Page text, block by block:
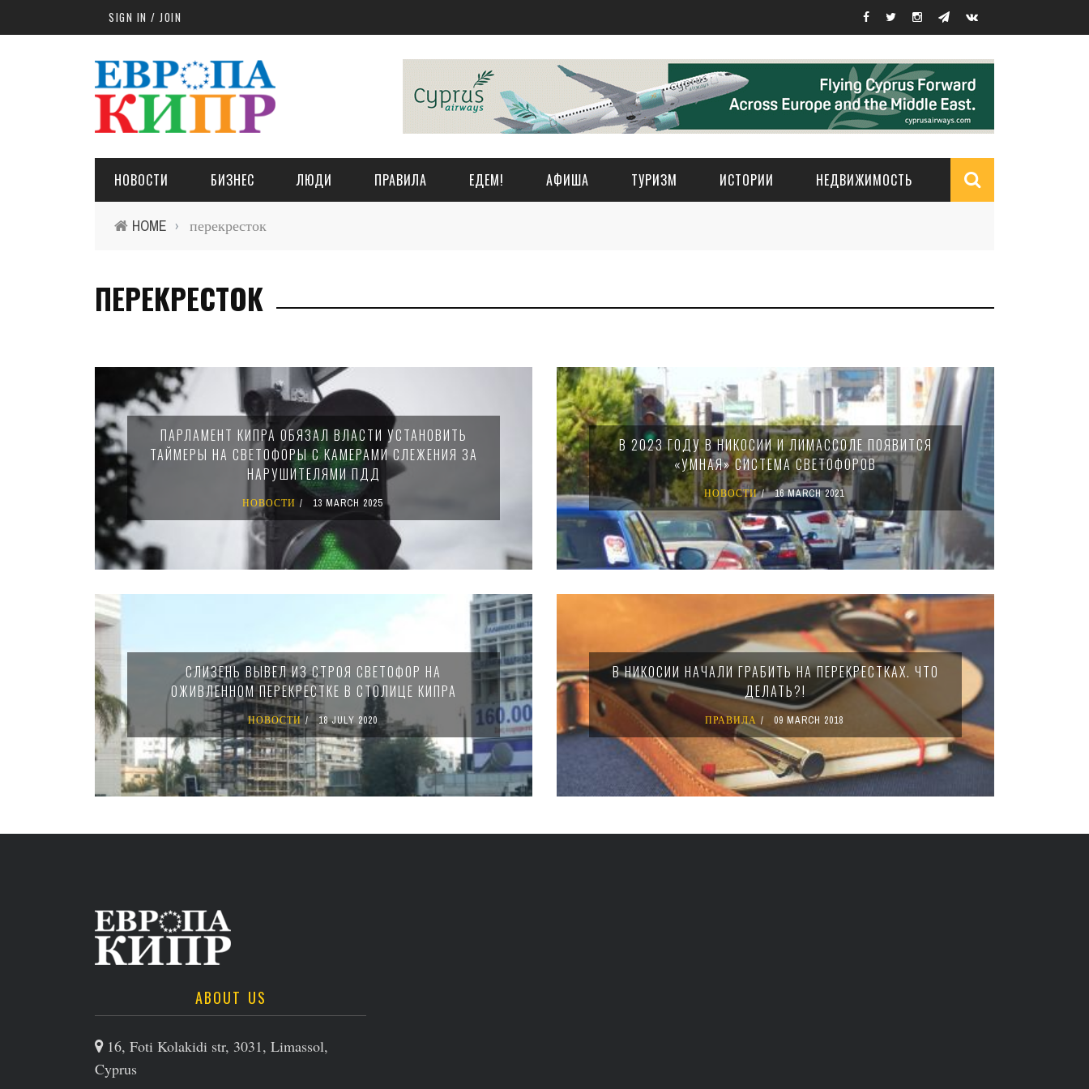
Skip to main contentSIGN IN / JOIN
НОВОСТИ БИЗНЕС ЛЮДИ ПРАВИЛА ЕДЕМ! АФИША ТУРИЗМ ИСТОРИИ НЕДВИЖИМОСТЬ
HOME › перекресток
ПЕРЕКРЕСТОК
ПАРЛАМЕНТ КИПРА ОБЯЗАЛ ВЛАСТИ УСТАНОВИТЬ
ТАЙМЕРЫ НА СВЕТОФОРЫ С КАМЕРАМИ СЛЕЖЕНИЯ ЗА
НАРУШИТЕЛЯМИ ПДД
НОВОСТИ 13 MARCH 2025
В 2023 ГОДУ В НИКОСИИ И ЛИМАССОЛЕ ПОЯВИТСЯ
«УМНАЯ» СИСТЕМА СВЕТОФОРОВ
НОВОСТИ 16 MARCH 2021
СЛИЗЕНЬ ВЫВЕЛ ИЗ СТРОЯ СВЕТОФОР НА
ОЖИВЛЕННОМ ПЕРЕКРЕСТКЕ В СТОЛИЦЕ КИПРА
НОВОСТИ 18 JULY 2020
В НИКОСИИ НАЧАЛИ ГРАБИТЬ НА ПЕРЕКРЕСТКАХ. ЧТО
ДЕЛАТЬ?!
ПРАВИЛА 09 MARCH 2018
ABOUT US
16, Foti Kolakidi str, 3031, Limassol,
Cyprus